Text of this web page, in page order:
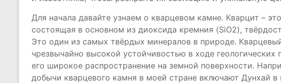
Для начала давайте узнаем о кварцевом камне. Кварцит –
состоящая в основном из диоксида кремния (SiO2),
Это один из самых твёрдых минералов в природе.
чрезвычайно высокой устойчивостью в ходе геологических
его широкое распространение на земной поверхности.
добычи кварцевого камня в моей стране включают Дунхай в